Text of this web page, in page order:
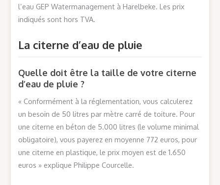
l’eau GEP Watermanagement à Harelbeke. Les prix
indiqués sont hors TVA.
La citerne d’eau de pluie
Quelle doit être la taille de votre citerne
d’eau de pluie ?
« Conformément à la réglementation, vous calculerez
un besoin de 50 litres par mètre carré de toiture. Pour
une citerne en béton de 5.000 litres (le volume minimal
obligatoire), vous payerez en moyenne 772 euros, pour
une citerne en plastique, le prix moyen est de 1.650
euros » explique Philippe Courcelle.